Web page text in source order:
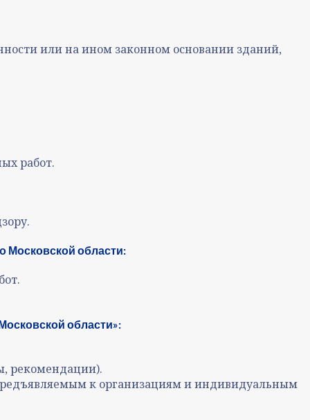
или на ином законном основании зданий,
работ.
Московской области:
области»:
рекомендации).
к организациям и индивидуальным